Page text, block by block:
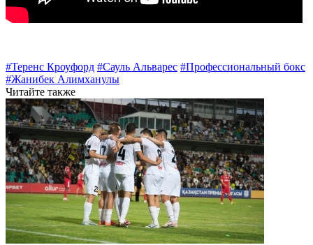
#Теренс Кроуфорд #Сауль Альварес #Профессиональный бокс
#Жанибек Алимханулы
Читайте также